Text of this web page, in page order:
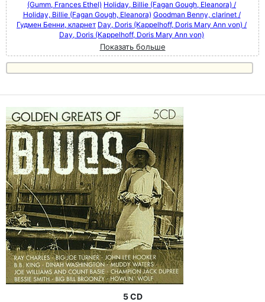
(Gumm, Frances Ethel) Holiday, Billie (Fagan Gough, Eleanora) /
Holiday, Billie (Fagan Gough, Eleanora) Goodman Benny, clarinet /
Гудмен Бенни, кларнет Day, Doris (Kappelhoff, Doris Mary Ann von) /
Day, Doris (Kappelhoff, Doris Mary Ann von)
Показать больше
5 CD